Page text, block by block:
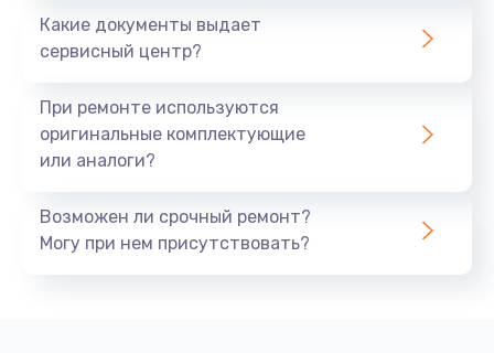
Какие документы выдает
сервисный центр?
При ремонте используются
оригинальные комплектующие
или аналоги?
Возможен ли срочный ремонт?
Могу при нем присутствовать?